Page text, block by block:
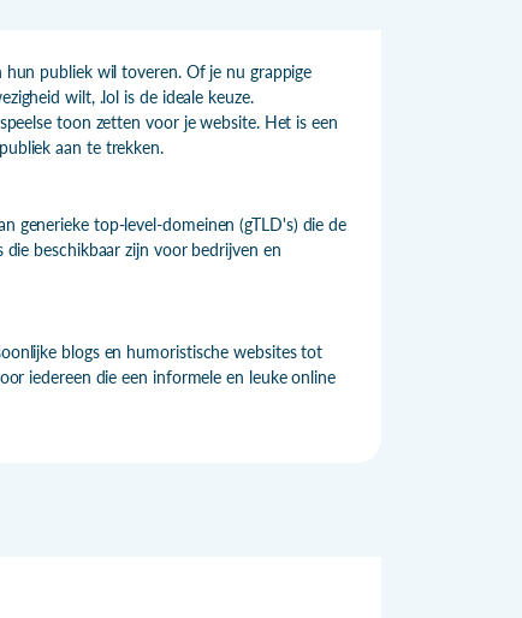
publiek wil toveren. Of je nu grappige
wilt, .lol is de ideale keuze.
toon zetten voor je website. Het is een
aan te trekken.
generieke top-level-domeinen (gTLD's) die de
beschikbaar zijn voor bedrijven en
blogs en humoristische websites tot
iedereen die een informele en leuke online